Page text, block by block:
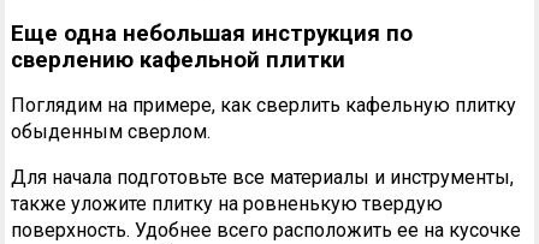
Еще одна небольшая инструкция по
сверлению кафельной плитки
Поглядим на примере, как сверлить кафельную плитку
обыденным сверлом.
Для начала подготовьте все материалы и инструменты,
также уложите плитку на ровненькую твердую
поверхность. Удобнее всего расположить ее на кусочке